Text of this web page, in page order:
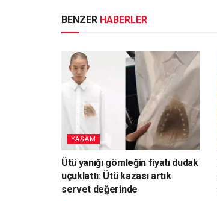
BENZER HABERLER
YAŞAM
Ütü yanığı gömleğin fiyatı dudak
uçuklattı: Ütü kazası artık
servet değerinde